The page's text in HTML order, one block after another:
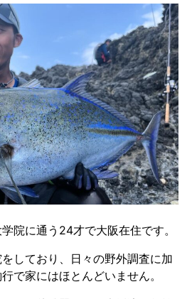
院に通う24才で大阪在住です。
しており、日々の野外調査に加
で家にはほとんどいません。